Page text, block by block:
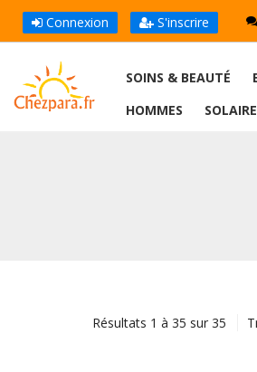
Connexion S'inscrire
SOINS & BEAUTÉ
HOMMES
Résultats 1 à 35 sur 35